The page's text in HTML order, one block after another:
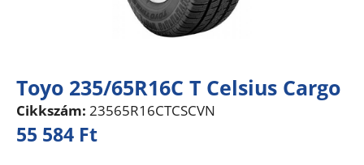
Toyo 235/65R16C T Celsius Cargo
Cikkszám: 23565R16CTCSCVN
55 584 Ft